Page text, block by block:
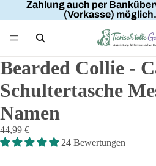
Zahlung auch per
(Vorkasse) möglich.
Bearded Collie -
Schultertasche
Namen
44,99 €
24 Bewertungen